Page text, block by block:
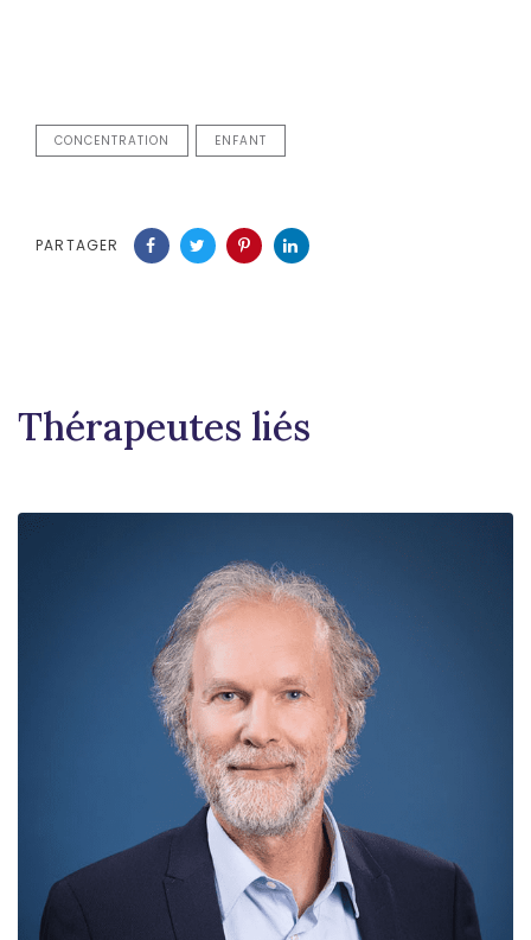
CONCENTRATION ENFANT
PARTAGER
Thérapeutes liés